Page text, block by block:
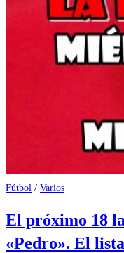
Fútbol / Varios
El próximo 18
«Pedro». El